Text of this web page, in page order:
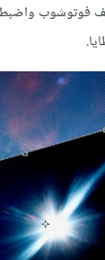
فوتوشوب